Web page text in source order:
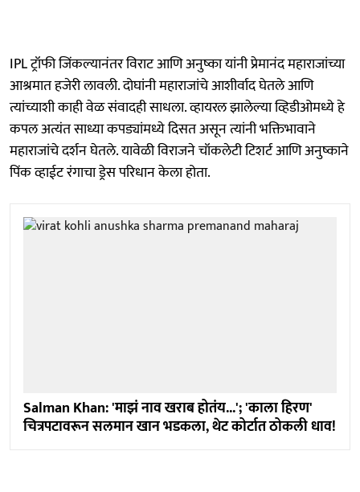
IPL ट्रॉफी जिंकल्यानंतर विराट आणि अनुष्का यांनी प्रेमानंद महाराजांच्या
आश्रमात हजेरी लावली. दोघांनी महाराजांचे आशीर्वाद घेतले आणि
त्यांच्याशी काही वेळ संवादही साधला. व्हायरल झालेल्या व्हिडीओमध्ये हे
कपल अत्यंत साध्या कपड्यांमध्ये दिसत असून त्यांनी भक्तिभावाने
महाराजांचे दर्शन घेतले. यावेळी विराजने चॉकलेटी टिशर्ट आणि अनुष्काने
पिंक व्हाईट रंगाचा ड्रेस परिधान केला होता.
Salman Khan: 'माझं नाव खराब होतंय...'; 'काला हिरण'
चित्रपटावरून सलमान खान भडकला, थेट कोर्टात ठोकली धाव!